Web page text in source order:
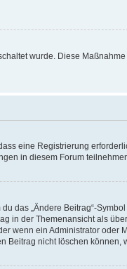
wurde. Diese
eine Registrierung
in diesem Forum
das „Ändere Beitrag“-
in der Themenansicht als
wenn ein Administrator oder
Beitrag nicht löschen können,